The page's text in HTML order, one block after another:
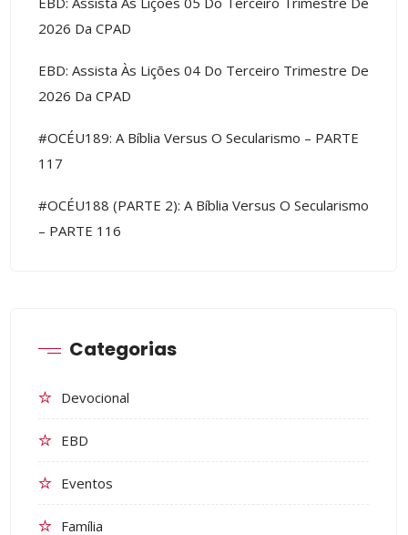
2026 Da CPAD
EBD: Assista Às Lições 04 Do Terceiro Trimestre De
2026 Da CPAD
#OCÉU189: A Bíblia Versus O Secularismo – PARTE
117
#OCÉU188 (PARTE 2): A Bíblia Versus O Secularismo
– PARTE 116
Categorias
Devocional
EBD
Eventos
Família